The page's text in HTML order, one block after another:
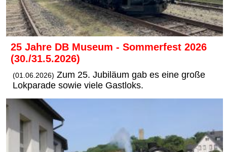
25 Jahre DB Museum - Sommerfest 2026
(30./31.5.2026)
(01.06.2026) Zum 25. Jubiläum gab es eine große
Lokparade sowie viele Gastloks.